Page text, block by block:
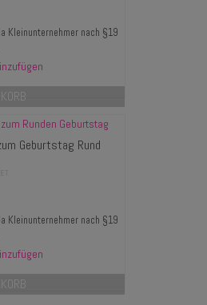
Kleinunternehmer nach §19
Geburtstag Rund
Kleinunternehmer nach §19